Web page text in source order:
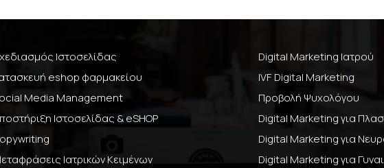
Ιστοσελίδας
eshop φαρμακείου
Media Management
Ιστοσελίδας & eSHOP
Ιατρικών Κειμένων
Digital Marketing Ιατρού
IVF Digital Marketing
Προβολή Ψυχολόγου
Digital Marketing για
Digital Marketing για
Digital Marketing για